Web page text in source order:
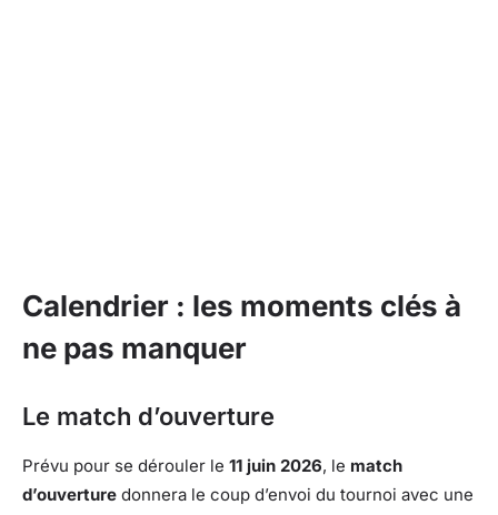
Calendrier : les moments clés à
ne pas manquer
Le match d’ouverture
Prévu pour se dérouler le 11 juin 2026, le match
d’ouverture donnera le coup d’envoi du tournoi avec une